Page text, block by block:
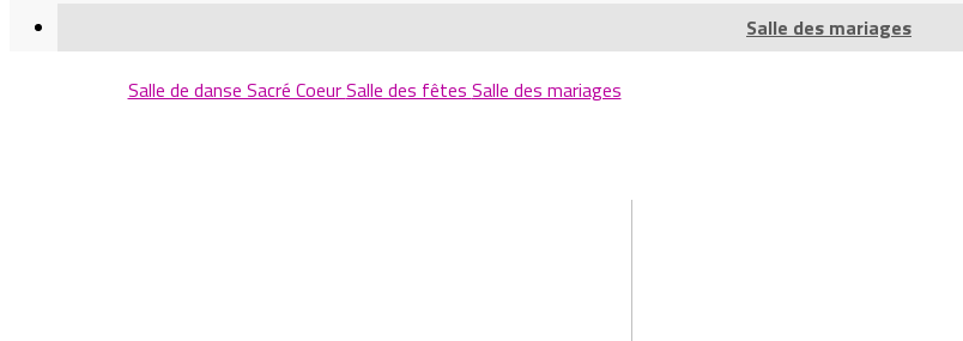
Salle des mariages
Salle de danse Sacré CoeurSalle des fêtes Salle des mariages